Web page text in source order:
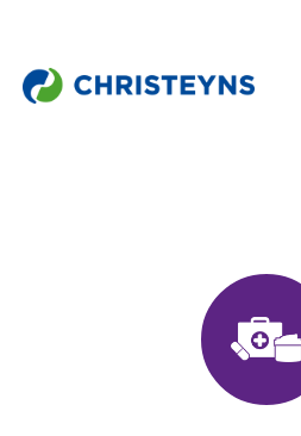
Home